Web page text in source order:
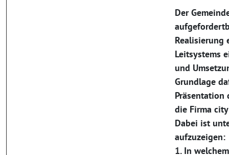
Der
Realisierung
Leitsystems
und
Grundlage
Präsentation
die Firma
Dabei ist
aufzuzeigen:
1. In